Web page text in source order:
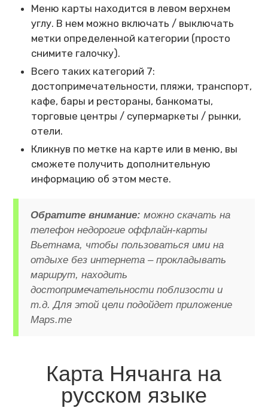
Меню карты находится в левом верхнем
углу. В нем можно включать / выключать
метки определенной категории (просто
снимите галочку).
Всего таких категорий 7:
достопримечательности, пляжи, транспорт,
кафе, бары и рестораны, банкоматы,
торговые центры / супермаркеты / рынки,
отели.
Кликнув по метке на карте или в меню, вы
сможете получить дополнительную
информацию об этом месте.
Обратите внимание: можно скачать на
телефон недорогие оффлайн-карты
Вьетнама, чтобы пользоваться ими на
отдыхе без интернета – прокладывать
маршрут, находить
достопримечательности поблизости и
т.д. Для этой цели подойдет приложение
Maps.me
Карта Нячанга на
русском языке